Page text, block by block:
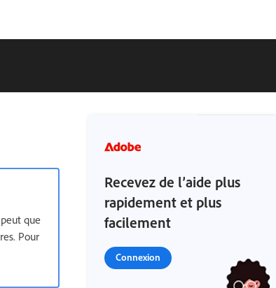
que
Pour
Recevez de l’aide plus
rapidement et plus
facilement
Connexion